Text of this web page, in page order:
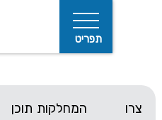
המחלקות
תוכן